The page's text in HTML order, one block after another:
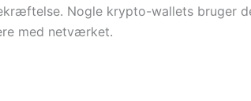
Nogle krypto-wallets bruger
med netværket.